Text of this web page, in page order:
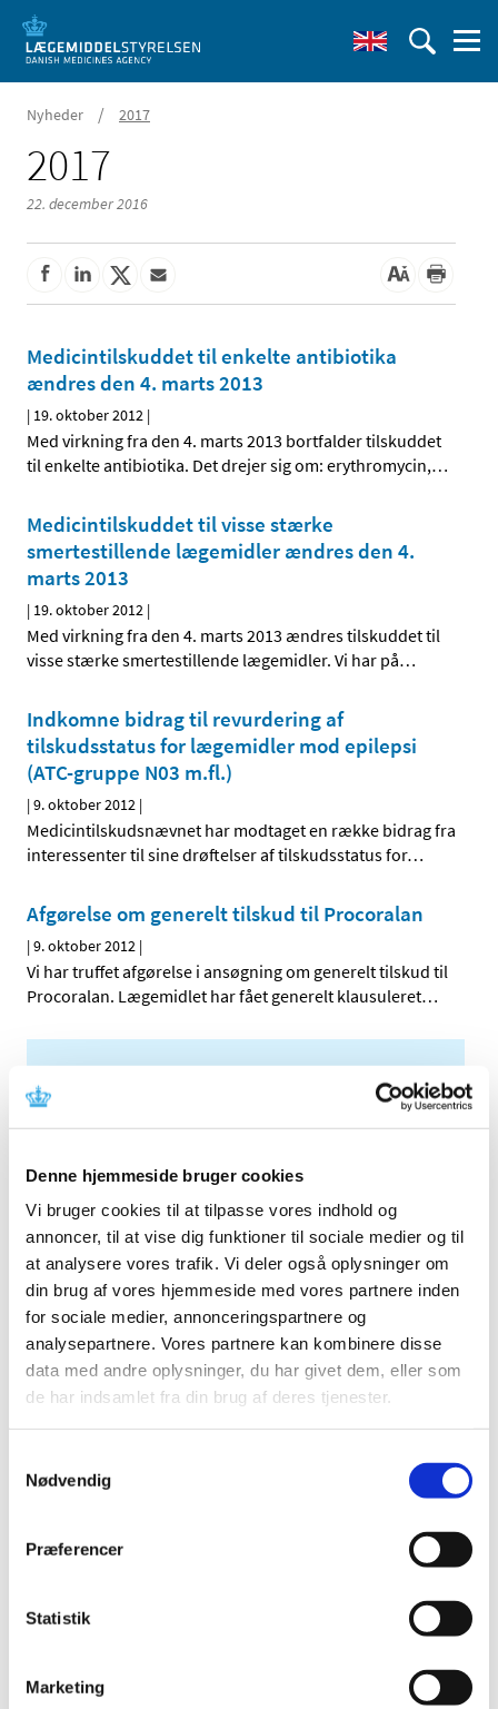
Denne hjemmeside bruger cookies
Vi bruger cookies til at tilpasse vores indhold og
annoncer, til at vise dig funktioner til sociale medier og til
at analysere vores trafik. Vi deler også oplysninger om
din brug af vores hjemmeside med vores partnere inden
for sociale medier, annonceringspartnere og
analysepartnere. Vores partnere kan kombinere disse
data med andre oplysninger, du har givet dem, eller som
de har indsamlet fra din brug af deres tjenester.
Nødvendig
Præferencer
Statistik
Marketing
Nyheder / 2017
2017
22. december 2016
Medicintilskuddet til enkelte antibiotika
ændres den 4. marts 2013
| 19. oktober 2012 |
Med virkning fra den 4. marts 2013 bortfalder tilskuddet
til enkelte antibiotika. Det drejer sig om: erythromycin,…
Medicintilskuddet til visse stærke
smertestillende lægemidler ændres den 4.
marts 2013
| 19. oktober 2012 |
Med virkning fra den 4. marts 2013 ændres tilskuddet til
visse stærke smertestillende lægemidler. Vi har på…
Indkomne bidrag til revurdering af
tilskudsstatus for lægemidler mod epilepsi
(ATC-gruppe N03 m.fl.)
|9. oktober 2012 |
Medicintilskudsnævnet har modtaget en række bidrag fra
interessenter til sine drøftelser af tilskudsstatus for…
Afgørelse om generelt tilskud til Procoralan
|9. oktober 2012 |
Vi har truffet afgørelse i ansøgning om generelt tilskud til
Procoralan. Lægemidlet har fået generelt klausuleret…
TID
2025 (158)
2024 (224)
2023 (195)
2022 (197)
2021 (516)
2019 (159)
2018 (150)
2017 (167)
2015 (33)
2013 (49)
december (2)
september (7)